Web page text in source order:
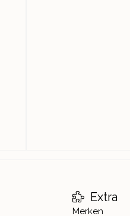
Extra
Merken